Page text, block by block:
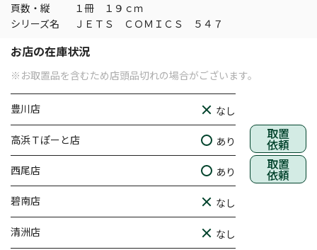
頁数・縦
１冊 １９ｃｍ
シリーズ名
ＪＥＴＳ ＣＯＭＩＣＳ ５４７
お店の在庫状況
※お取置品を含むため店頭品切れの場合がございます。
豊川店 なし
高浜Ｔぽーと店 あり 取置
依頼
西尾店 あり 取置
依頼
碧南店 なし
清洲店 なし